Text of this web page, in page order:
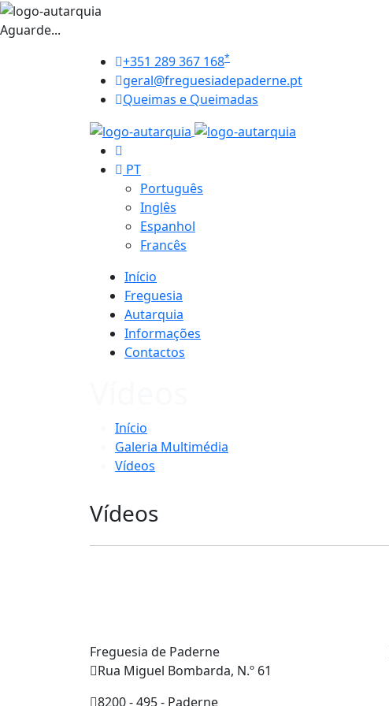
Aguarde...
+351 289 367 168*
geral@freguesiadepaderne.pt
Queimas e Queimadas
PT
Português
Inglês
Espanhol
Francês
Início
Freguesia
Autarquia
Informações
Contactos
Início
Galeria Multimédia
Vídeos
Vídeos
Freguesia de Paderne
Rua Miguel Bombarda, N.º 61
8200 - 495 - Paderne